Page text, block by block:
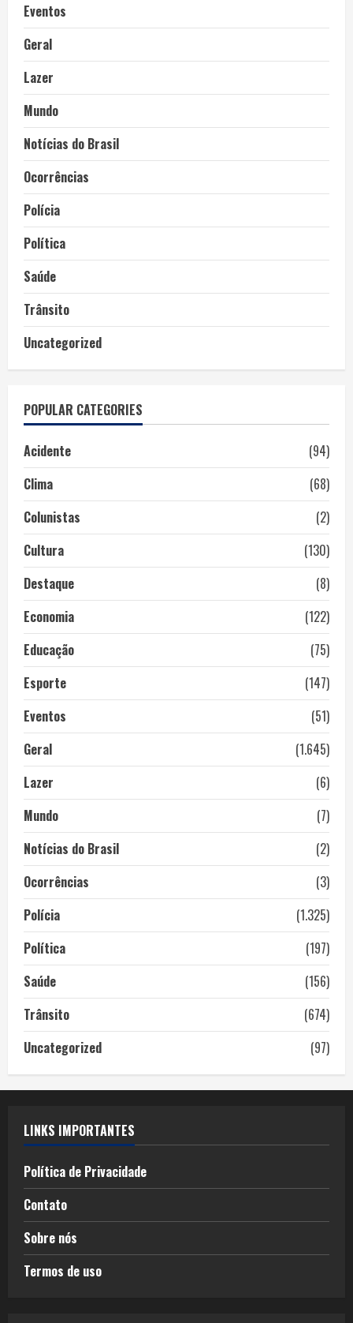
Eventos
Geral
Lazer
Mundo
Notícias do Brasil
Ocorrências
Polícia
Política
Saúde
Trânsito
Uncategorized
POPULAR CATEGORIES
Acidente
(94)
Clima
(68)
Colunistas
(2)
Cultura
(130)
Destaque
(8)
Economia
(122)
Educação
(75)
Esporte
(147)
Eventos
(51)
Geral
(1.645)
Lazer
(6)
Mundo
(7)
Notícias do Brasil
(2)
Ocorrências
(3)
Polícia
(1.325)
Política
(197)
Saúde
(156)
Trânsito
(674)
Uncategorized
(97)
LINKS IMPORTANTES
Política de Privacidade
Contato
Sobre nós
Termos de uso